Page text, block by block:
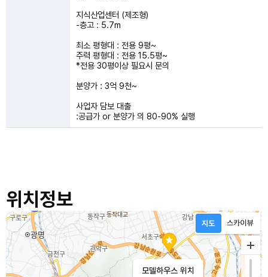
지식산업센터 (제조형)
-층고 : 5.7m
최소 평형대 : 전용 9평~
주력 평형대 : 전용 15.5평~
*전용 30평이상 필요시 문의
분양가 : 3억 9천~
사업자 담보 대출
:공급가 or 분양가 의 80-90% 실행
위치정보
모델하우스 위치